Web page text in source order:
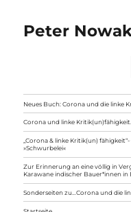
Peter
Neues Buch: Corona und die linke
Corona und linke
„Corona & linke Kritik(un)
»Schwurbelei«
Zur Erinnerung an eine völlig in
Karawane indischer Bauer*innen in
Sonderseiten zu…Corona und die